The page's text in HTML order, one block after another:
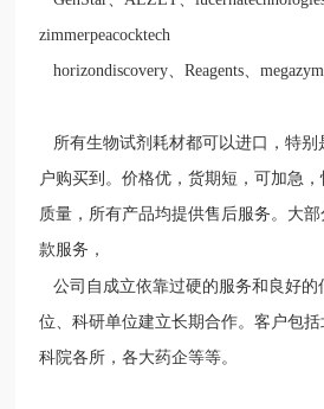
zimmerpeacocktech
horizondiscovery 、Reagents 、
所有生物试剂耗材都可以进口，特
户购买到。价格优，货期短，可加急，
质量，所有产品均提供售后服务。大
款服务，
公司自成立依靠过硬的服务和良好
位、科研单位建立长期合作。客户包
科院各所，各大药企等等。